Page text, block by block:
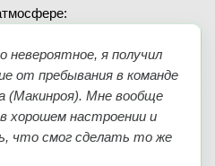
я получил
от пребывания в команде
(Макинроя). Мне вообще
хорошем настроении и
что смог сделать то же